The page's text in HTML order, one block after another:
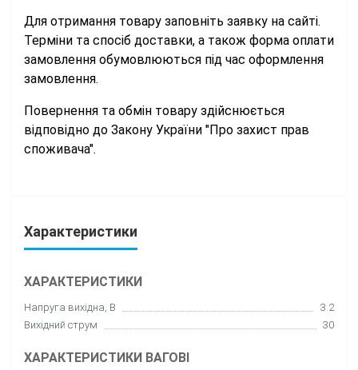
Для отримання товару заповніть заявку на сайті.
Терміни та спосіб доставки, а також форма оплати
замовлення обумовлюються під час оформлення
замовлення.
Повернення та обмін товару здійснюється
відповідно до Закону України "Про захист прав
споживача".
Характеристики
ХАРАКТЕРИСТИКИ
Напруга вихідна, В
3.2
Вихідний струм
30
ХАРАКТЕРИСТИКИ ВАГОВІ